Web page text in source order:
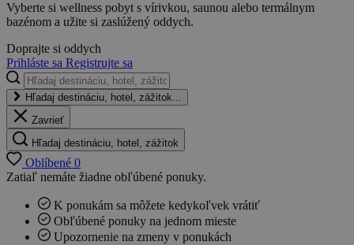
Vyberte si wellness pobyt s vírivkou, saunou alebo termálnym
bazénom a užite si zaslúžený oddych.
Doprajte si oddych
Prihláste sa Registrujte sa
Hľadaj destináciu, hotel, zážitok...
Zavrieť
Hľadaj destináciu, hotel, zážitok
Oblíbené 0
Zatiaľ nemáte žiadne obľúbené ponuky.
K ponukám sa môžete kedykoľvek vrátiť
Obľúbené ponuky na jednom mieste
Upozornenie na zmeny v ponukách